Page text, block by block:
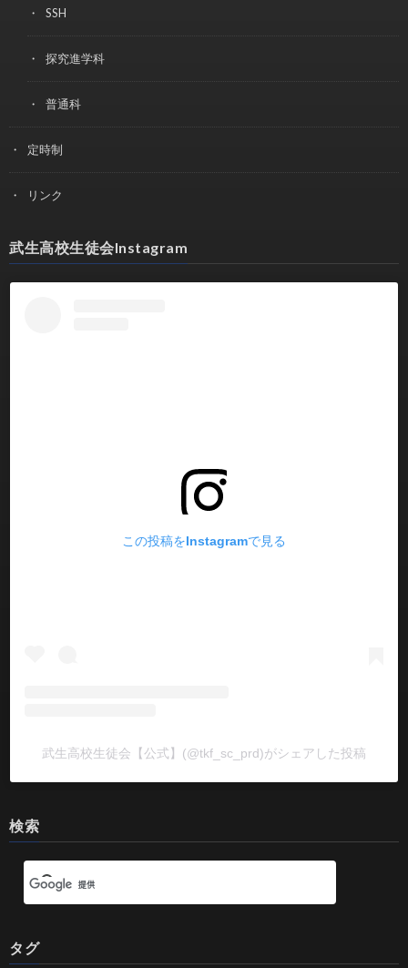
SSH
探究進学科
普通科
定時制
リンク
武生高校生徒会Instagram
この投稿をInstagramで見る
武生高校生徒会【公式】(@tkf_sc_prd)がシェアした投稿
検索
タグ